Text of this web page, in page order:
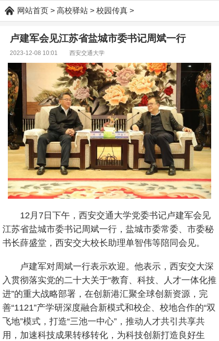
网站首页 > 高校驿站 > 校园传真 >
卢建军会见江苏省盐城市委书记周斌一行
2023-12-08 10:01 西安交通大学
12月7日下午，西安交通大学党委书记卢建军会见
江苏省盐城市委书记周斌一行，盐城市委常委、市委秘
书长薛盛堂，西安交大校长助理单智伟等陪同会见。
卢建军对周斌一行表示欢迎。他表示，西安交大深
入贯彻落实党的二十大关于“教育、科技、人才一体化推
进”的重大战略部署，在创新港汇聚全球创新资源，完
善“1121”产学研深度融合新模式和校企、校地合作的“双
飞地”模式，打造“三池一中心”，推动人才共引共享共
用，加速科技成果转移转化，为科技创新打造良好生